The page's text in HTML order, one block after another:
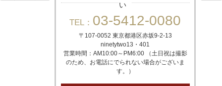
い
TEL： 03-5412-0080
〒107-0052 東京都港区赤坂9-2-13
ninetytwo13・401
営業時間：AM10:00～PM6:00 （土日祝は撮影
のため、お電話にでられない場合がございま
す。）